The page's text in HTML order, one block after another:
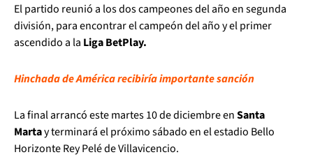
El partido reunió a los dos campeones del año en segunda
división, para encontrar el campeón del año y el primer
ascendido a la Liga BetPlay.
Hinchada de América recibiría importante sanción
La final arrancó este martes 10 de diciembre enSanta
Martay terminará el próximo sábado en el estadio Bello
Horizonte Rey Pelé de Villavicencio.